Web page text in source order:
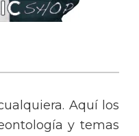
Aquí los
y temas